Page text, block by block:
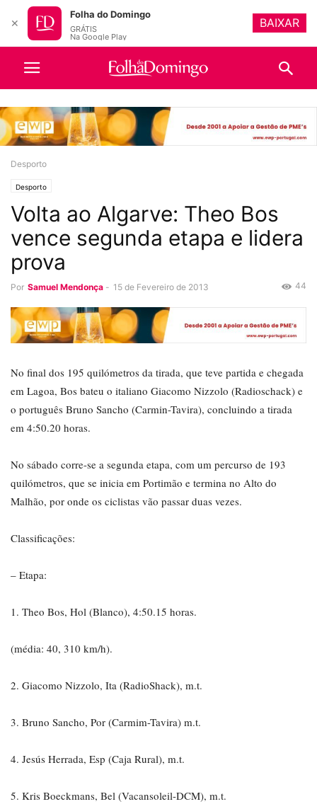
Desporto
Desporto
Volta ao Algarve: Theo Bos
vence segunda etapa e lidera
prova
Por Samuel Mendonça - 15 de Fevereiro de 2013 44
No final dos 195 quilómetros da tirada, que teve partida e chegada
em Lagoa, Bos bateu o italiano Giacomo Nizzolo (Radioschack) e
o português Bruno Sancho (Carmin-Tavira), concluindo a tirada
em 4:50.20 horas.
No sábado corre-se a segunda etapa, com um percurso de 193
quilómetros, que se inicia em Portimão e termina no Alto do
Malhão, por onde os ciclistas vão passar duas vezes.
Classificações:
– Etapa:
1. Theo Bos, Hol (Blanco), 4:50.15 horas.
(média: 40, 310 km/h).
2. Giacomo Nizzolo, Ita (RadioShack), m.t.
3. Bruno Sancho, Por (Carmim-Tavira) m.t.
4. Jesús Herrada, Esp (Caja Rural), m.t.
5. Kris Boeckmans, Bel (Vacansoleil-DCM), m.t.
✕
Folha do Domingo
GRÁTIS
Na Google Play
BAIXAR